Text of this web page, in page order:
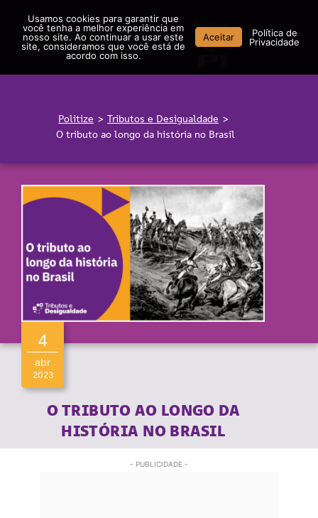
conteúdo
Politize > Tributos e Desigualdade >
O tributo ao longo da história no Brasil
4
abr
2023
O TRIBUTO AO LONGO DA
HISTÓRIA NO BRASIL
- PUBLICIDADE -
Usamos cookies para garantir que
você tenha a melhor experiência em
nosso site. Ao continuar a usar este
site, consideramos que você está de
acordo com isso.
Aceitar
Política de
Privacidade